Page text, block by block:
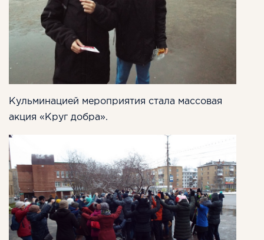
Кульминацией мероприятия стала массовая
акция «Круг добра».